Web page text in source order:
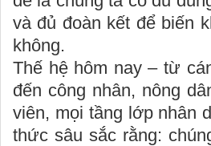
và đủ đoàn kết để biến
không.
Thế hệ hôm nay – từ
đến công nhân, nông
viên, mọi tầng lớp nhân
thức sâu sắc rằng: